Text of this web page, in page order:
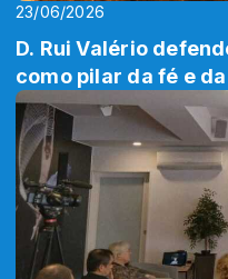
23/06/2026
D. Rui Valério
como pilar da fé e